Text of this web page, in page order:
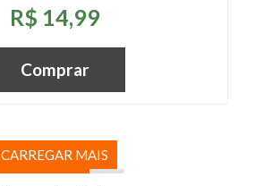
R$ 14,99
Comprar
CARREGAR MAIS